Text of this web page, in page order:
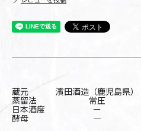
蔵元 濱田酒造（鹿児島県）
蒸留法 常圧
日本酒度 ー
酵母 ―